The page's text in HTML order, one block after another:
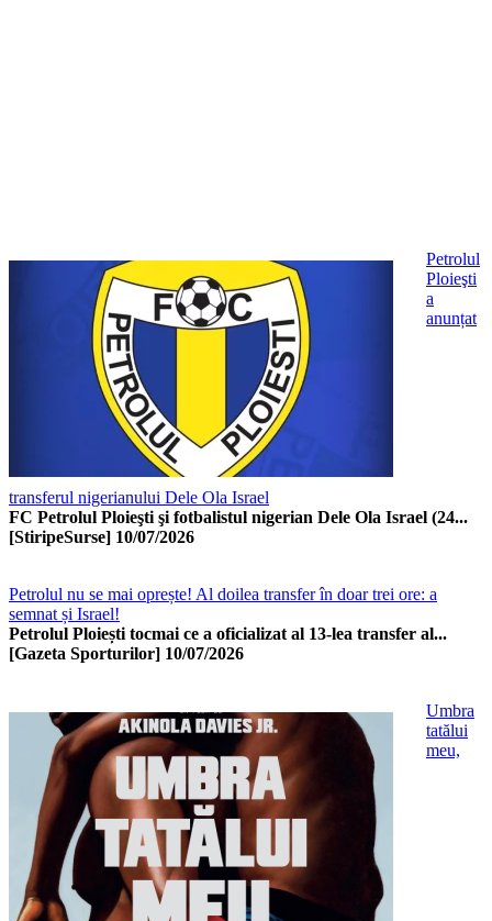
Petrolul
Ploieşti
a
anunțat
transferul nigerianului Dele Ola Israel
FC Petrolul Ploieşti şi fotbalistul nigerian Dele Ola Israel (24...
[StiripeSurse] 10/07/2026
Petrolul nu se mai oprește! Al doilea transfer în doar trei ore: a
semnat și Israel!
Petrolul Ploiești tocmai ce a oficializat al 13-lea transfer al...
[Gazeta Sporturilor] 10/07/2026
Umbra
tatălui
meu,